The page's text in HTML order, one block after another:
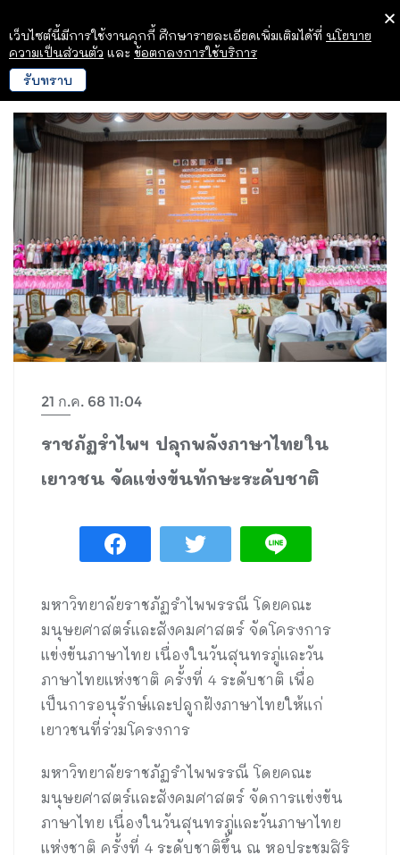
21 ก.ค. 68 11:04
ราชภัฏรำไพฯ ปลุกพลังภาษาไทยใน
เยาวชน จัดแข่งขันทักษะระดับชาติ
มหาวิทยาลัยราชภัฏรำไพพรรณี โดยคณะ
มนุษยศาสตร์และสังคมศาสตร์ จัดโครงการ
แข่งขันภาษาไทย เนื่องในวันสุนทรภู่และวัน
ภาษาไทยแห่งชาติ ครั้งที่ 4 ระดับชาติ เพื่อ
เป็นการอนุรักษ์และปลูกฝังภาษาไทยให้แก่
เยาวชนที่ร่วมโครงการ
มหาวิทยาลัยราชภัฏรำไพพรรณี โดยคณะ
มนุษยศาสตร์และสังคมศาสตร์ จัดการแข่งขัน
ภาษาไทย เนื่องในวันสุนทรภู่และวันภาษาไทย
แห่งชาติ ครั้งที่ 4 ระดับชาติขึ้น ณ หอประชุมสิริ
เว็บไซต์นี้มีการใช้งานคุกกี้ ศึกษารายละเอียดเพิ่มเติมได้ที่ นโยบาย
ความเป็นส่วนตัว และ ข้อตกลงการใช้บริการ
รับทราบ